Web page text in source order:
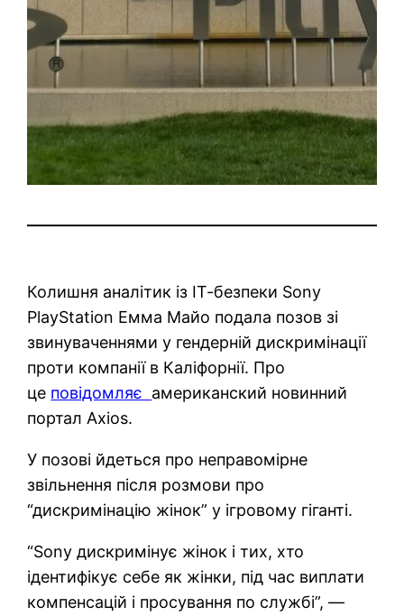
Колишня аналітик із ІТ-безпеки Sony
PlayStation Емма Майо подала позов зі
звинуваченнями у гендерній дискримінації
проти компанії в Каліфорнії. Про
це повідомляє американский новинний
портал Axios.
У позові йдеться про неправомірне
звільнення після розмови про
“дискримінацію жінок” у ігровому гіганті.
“Sony дискримінує жінок і тих, хто
ідентифікує себе як жінки, під час виплати
компенсацій і просування по службі”, —